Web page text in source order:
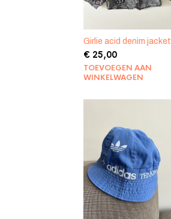
Girlie acid denim jacket
€25,00
TOEVOEGEN AAN
WINKELWAGEN